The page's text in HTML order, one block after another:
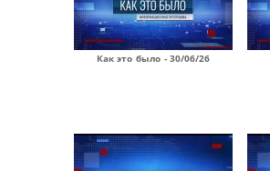
Как это было - 30/06/26